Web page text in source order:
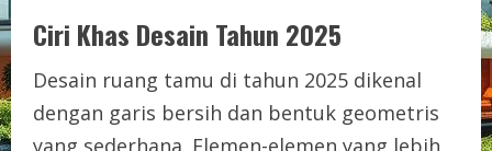
Ciri Khas Desain Tahun 2025
Desain ruang tamu di tahun 2025 dikenal
dengan garis bersih dan bentuk geometris
yang sederhana. Elemen-elemen yang lebih